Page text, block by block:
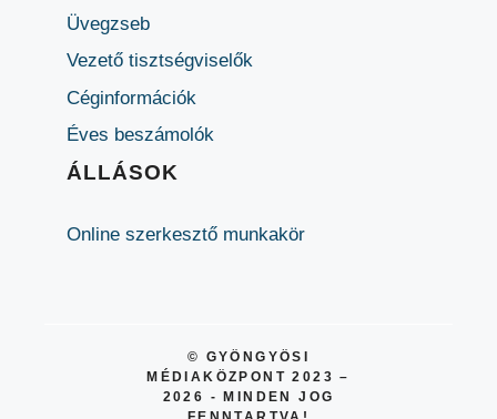
Üvegzseb
Vezető tisztségviselők
Céginformációk
Éves beszámolók
ÁLLÁSOK
Online szerkesztő munkakör
© GYÖNGYÖSI
MÉDIAKÖZPONT 2023 –
2026 - MINDEN JOG